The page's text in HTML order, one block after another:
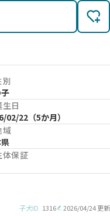
別
生日
02/22（5か月）
域
体保証
子犬ID 1316 2026/04/24 更新